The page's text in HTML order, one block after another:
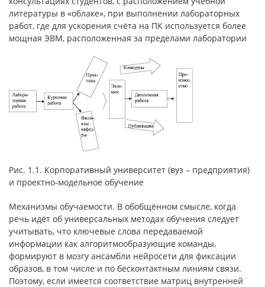
литературы в «облаке», при выполнении лабораторных
работ, где для ускорения счёта на ПК используется более
мощная ЭВМ, расположенная за пределами лаборатории
Рис. 1.1. Корпоративный университет (вуз – предприятия)
и проектно-модельное обучение
Механизмы обучаемости. В обобщённом смысле, когда
речь идёт об универсальных методах обучения следует
учитывать, что ключевые слова передаваемой
информации как алгоритмообразующие команды,
формируют в мозгу ансамбли нейросети для фиксации
образов, в том числе и по бесконтактным линиям связи.
Поэтому, если имеется соответствие матриц внутренней